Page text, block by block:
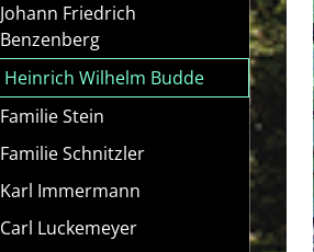
Johann Friedrich
Benzenberg
Heinrich Wilhelm Budde
Familie Stein
Familie Schnitzler
Karl Immermann
Carl Luckemeyer